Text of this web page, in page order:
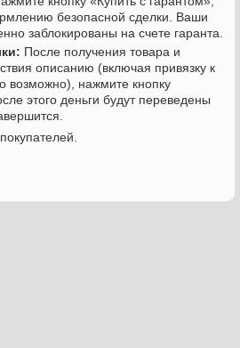
безопасной сделки. Ваши
заблокированы на счете гаранта.
После получения товара и
описанию (включая привязку к
возможно), нажмите кнопку
этого деньги будут переведены